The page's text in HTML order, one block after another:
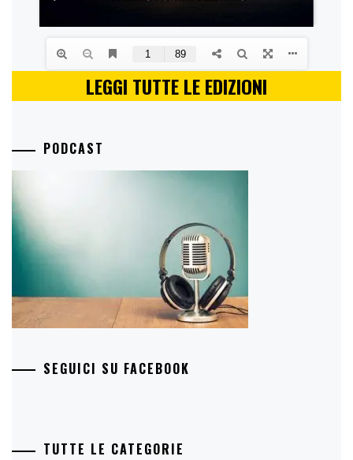
LEGGI TUTTE LE EDIZIONI
PODCAST
SEGUICI SU FACEBOOK
TUTTE LE CATEGORIE